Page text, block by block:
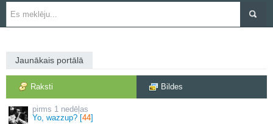
Grupas
Jaunākais portālā
Raksti Bildes
1 nedēļas
Yo, wazzup? [44]